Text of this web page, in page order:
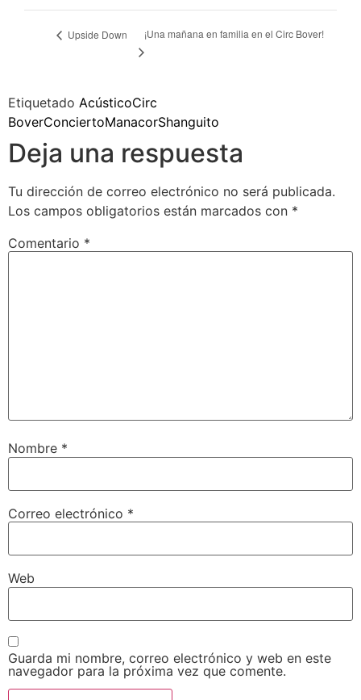
Upside Down ¡Una mañana en familia en el Circ Bover!
Etiquetado AcústicoCirc
BoverConciertoManacorShanguito
Deja una respuesta
Tu dirección de correo electrónico no será publicada.
Los campos obligatorios están marcados con *
Comentario *
Nombre *
Correo electrónico *
Web
Guarda mi nombre, correo electrónico y web en este
navegador para la próxima vez que comente.